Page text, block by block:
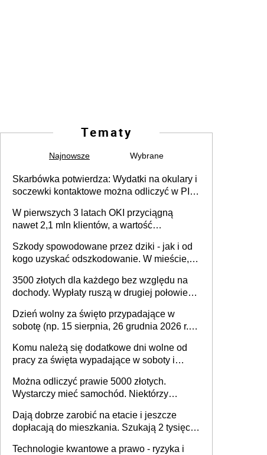
Tematy
Najnowsze Wybrane
Skarbówka potwierdza: Wydatki na okulary i
soczewki kontaktowe można odliczyć w PIT.
niepełnosprawności. Częściowe
dofinansowanie (np. z zfśs) pomniejsza
odliczenie
W pierwszych 3 latach OKI przyciągną
nawet 2,1 mln klientów, a wartość
mld zł
Szkody spowodowane przez dziki - jak i od
kogo uzyskać odszkodowanie. W mieście,
3500 złotych dla każdego bez względu na
dochody. Wypłaty ruszą w drugiej połowie
Dzień wolny za święto przypadające w
sobotę (np. 15 sierpnia, 26 grudnia 2026 r.) –
pracodawcy (sektor prywatny i administracja
publiczna), najczęstsze pytania
Komu należą się dodatkowe dni wolne od
pracy za święta wypadające w soboty i
Można odliczyć prawie 5000 złotych.
Wystarczy mieć samochód. Niektórzy
skarbówką
Dają dobrze zarobić na etacie i jeszcze
dopłacają do mieszkania. Szukają 2 tysięcy
Technologie kwantowe a prawo - ryzyka i